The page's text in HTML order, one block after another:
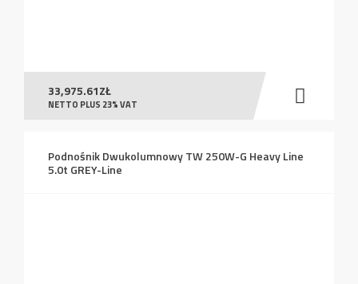
33,975.61ZŁ
NETTO PLUS 23% VAT
Podnośnik Dwukolumnowy TW 250W-G Heavy Line
5.0t GREY-Line